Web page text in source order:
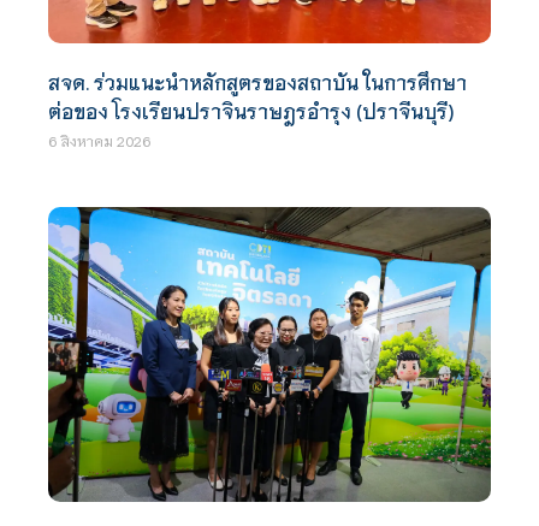
สจด. ร่วมแนะนำหลักสูตรของสถาบัน ในการศึกษา
ต่อของ โรงเรียนปราจินราษฎรอำรุง (ปราจีนบุรี)
6 สิงหาคม 2026